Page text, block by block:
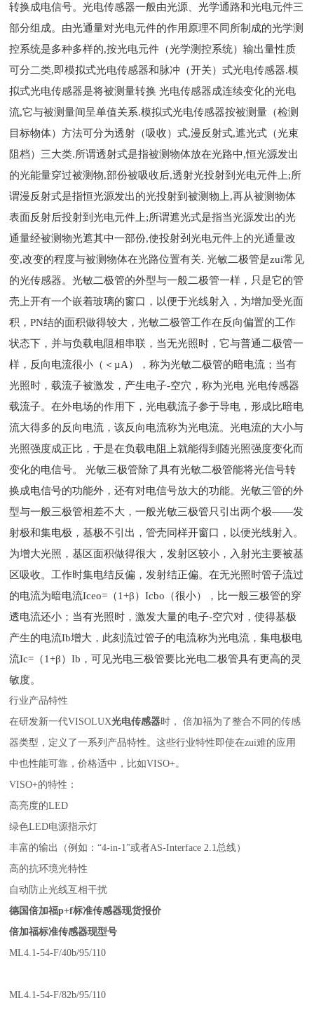
转换成电信号。光电传感器一般由光源、光学通路和光电元件三
部分组成。由光通量对光电元件的作用原理不同所制成的光学测
控系统是多种多样的,按光电元件（光学测控系统）输出量性质
可分二类,即模拟式光电传感器和脉冲（开关）式光电传感器.模
拟式光电传感器是将被测量转换 光电传感器成连续变化的光电
流,它与被测量间呈单值关系.模拟式光电传感器按被测量（检测
目标物体）方法可分为透射（吸收）式,漫反射式,遮光式（光束
阻档）三大类.所谓透射式是指被测物体放在光路中,恒光源发出
的光能量穿过被测物,部份被吸收后,透射光投射到光电元件上;所
谓漫反射式是指恒光源发出的光投射到被测物上,再从被测物体
表面反射后投射到光电元件上;所谓遮光式是指当光源发出的光
通量经被测物光遮其中一部份,使投射刭光电元件上的光通量改
变,改变的程度与被测物体在光路位置有关. 光敏二极管是zui常见
的光传感器。光敏二极管的外型与一般二极管一样，只是它的管
壳上开有一个嵌着玻璃的窗口，以便于光线射入，为增加受光面
积，PN结的面积做得较大，光敏二极管工作在反向偏置的工作
状态下，并与负载电阻相串联，当无光照时，它与普通二极管一
样，反向电流很小（＜µA），称为光敏二极管的暗电流；当有
光照时，载流子被激发，产生电子-空穴，称为光电 光电传感器
载流子。在外电场的作用下，光电载流子参于导电，形成比暗电
流大得多的反向电流，该反向电流称为光电流。光电流的大小与
光照强度成正比，于是在负载电阻上就能得到随光照强度变化而
变化的电信号。 光敏三极管除了具有光敏二极管能将光信号转
换成电信号的功能外，还有对电信号放大的功能。光敏三管的外
型与一般三极管相差不大，一般光敏三极管只引出两个极——发
射极和集电极，基极不引出，管壳同样开窗口，以便光线射入。
为增大光照，基区面积做得很大，发射区较小，入射光主要被基
区吸收。工作时集电结反偏，发射结正偏。在无光照时管子流过
的电流为暗电流Iceo=（1+β）Icbo（很小），比一般三极管的穿
透电流还小；当有光照时，激发大量的电子-空穴对，使得基极
产生的电流Ib增大，此刻流过管子的电流称为光电流，集电极电
流Ic=（1+β）Ib，可见光电三极管要比光电二极管具有更高的灵
敏度。
行业产品特性
在研发新一代VISOLUX光电传感器时， 倍加福为了整合不同的传感
器类型，定义了一系列产品特性。这些行业特性即使在zui难的应用
中也性能可靠，价格适中，比如VISO+。
VISO+的特性：
高亮度的LED
绿色LED电源指示灯
丰富的输出（例如：“4-in-1"或者AS-Interface 2.1总线）
高的抗环境光特性
自动防止光线互相干扰
德国倍加福p+f标准传感器现货报价
倍加福标准传感器现型号
ML4.1-54-F/40b/95/110
ML4.1-54-F/82b/95/110